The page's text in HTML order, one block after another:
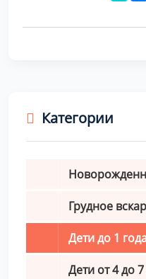
Категории
Грудное
Дети до 1
Дети от 4 до 7